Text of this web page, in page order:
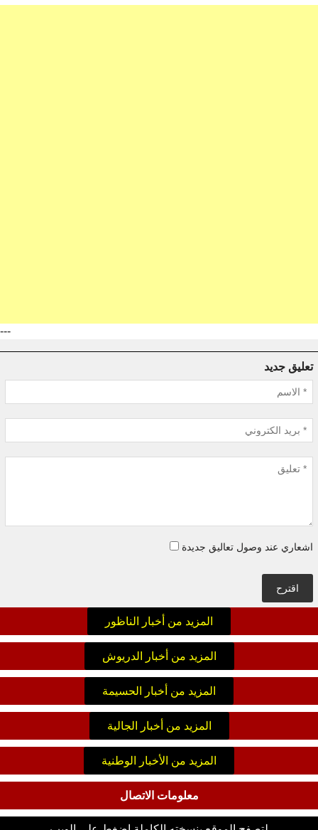
---
تعليق جديد
اشعاري عند وصول تعاليق جديدة
اقترح
المزيد من أخبار الناظور
المزيد من أخبار الدريوش
المزيد من أخبار الحسيمة
المزيد من أخبار الجالية
المزيد من الأخبار الوطنية
معلومات الاتصال